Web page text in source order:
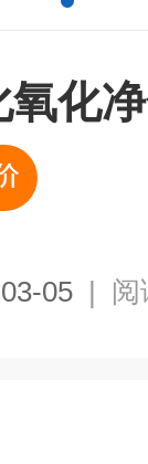
化
05 | 阅